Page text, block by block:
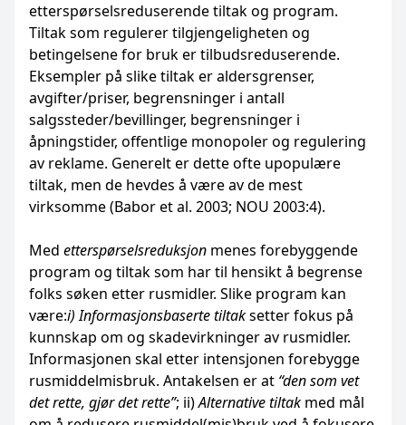
etterspørselsreduserende tiltak og program.
Tiltak som regulerer tilgjengeligheten og
betingelsene for bruk er tilbudsreduserende.
Eksempler på slike tiltak er aldersgrenser,
avgifter/priser, begrensninger i antall
salgssteder/bevillinger, begrensninger i
åpningstider, offentlige monopoler og regulering
av reklame. Generelt er dette ofte upopulære
tiltak, men de hevdes å være av de mest
virksomme (Babor et al. 2003; NOU 2003:4).
Med etterspørselsreduksjon menes forebyggende
program og tiltak som har til hensikt å begrense
folks søken etter rusmidler. Slike program kan
være:i) Informasjonsbaserte tiltaksetter fokus på
kunnskap om og skadevirkninger av rusmidler.
Informasjonen skal etter intensjonen forebygge
rusmiddelmisbruk. Antakelsen er at “den som vet
det rette, gjør det rette”; ii)Alternative tiltak med mål